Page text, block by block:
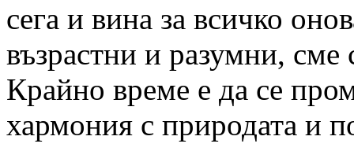
сега и вина за всичко
възрастни и разумни, сме
Крайно време е да се
хармония с природата и